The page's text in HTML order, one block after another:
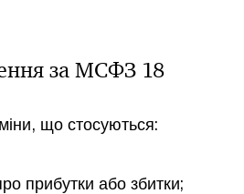
за МСФЗ 18
що стосуються:
прибутки або збитки;